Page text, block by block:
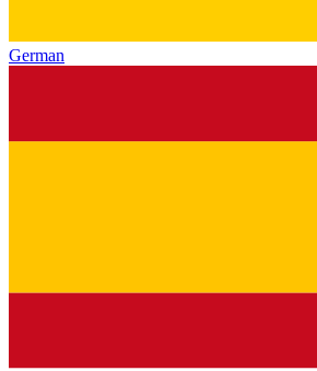
German